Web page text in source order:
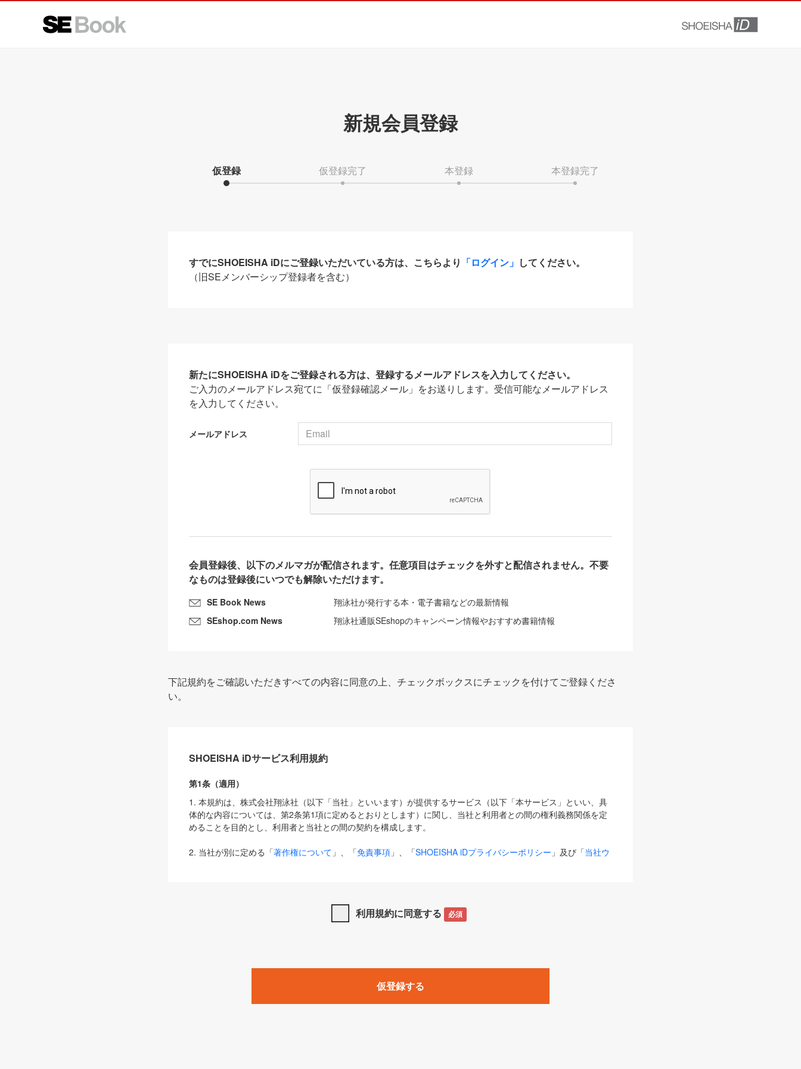
新規会員登録
仮登録 仮登録完了 本登録 本登録完了
すでにSHOEISHA iDにご登録いただいている方は、こちらより 「ログイン」 してください。
（旧SEメンバーシップ登録者を含む）
新たにSHOEISHA iDをご登録される方は、登録するメールアドレスを入力してください。
ご入力のメールアドレス宛てに「仮登録確認メール」をお送りします。受信可能なメールアドレス
を入力してください。
メールアドレス
会員登録後、以下のメルマガが配信されます。任意項目はチェックを外すと配信されません。不要
なものは登録後にいつでも解除いただけます。
SE Book News
翔泳社が発行する本・電子書籍などの最新情報
SEshop.com News
翔泳社通販SEshopのキャンペーン情報やおすすめ書籍情報
下記規約をご確認いただきすべての内容に同意の上、チェックボックスにチェックを付けてご登録くださ
い。
SHOEISHA iDサービス利用規約
第1条（適用）
1. 本規約は、株式会社翔泳社（以下「当社」といいます）が提供するサービス（以下「本サービス」といい、具
体的な内容については、第2条第1項に定めるとおりとします）に関し、当社と利用者との間の権利義務関係を定
めることを目的とし、利用者と当社との間の契約を構成します。
2. 当社が別に定める「著作権について 」、「免責事項 」、「SHOEISHA iDプライバシーポリシー 」及び「当社ウ
は、本規約の規定が優先して適用されるものとします。
1. 「本サービス」とは、当社が提供する以下のサービス（名称や内容が変更された場合、変更後のサービスを含
みます）及びこれらサービスに関連して当社が実施するイベントやキャンペーンをいいます。
「SEBook」「SEShop」「CodeZine」「MarkeZine」「EnterpriseZine」「ECzine」「Biz/Zine」「HRzine」
利用規約に同意する 必須
仮登録する